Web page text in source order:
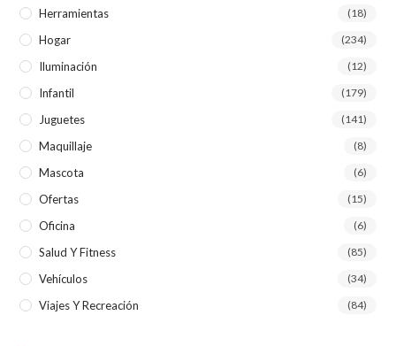
Herramientas (18)
Hogar (234)
Iluminación (12)
Infantil (179)
Juguetes (141)
Maquillaje (8)
Mascota (6)
Ofertas (15)
Oficina (6)
Salud Y Fitness (85)
Vehículos (34)
Viajes Y Recreación (84)